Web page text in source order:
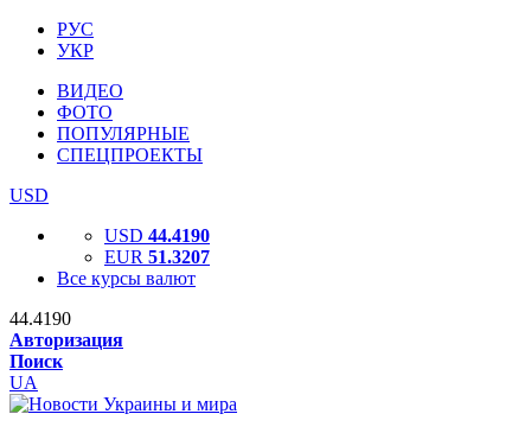
РУС
УКР
ВИДЕО
ФОТО
ПОПУЛЯРНЫЕ
СПЕЦПРОЕКТЫ
USD
USD 44.4190
EUR 51.3207
Все курсы валют
44.4190
Авторизация
Поиск
UA